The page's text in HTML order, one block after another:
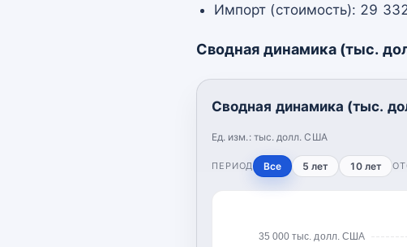
Импорт (стоимость): 29
Сводная динамика (тыс.
Сводная динамика (тыс.
Ед. изм.: тыс. долл. США
ПЕРИОД Все 5 лет 10 лет
35 000 тыс. долл. США